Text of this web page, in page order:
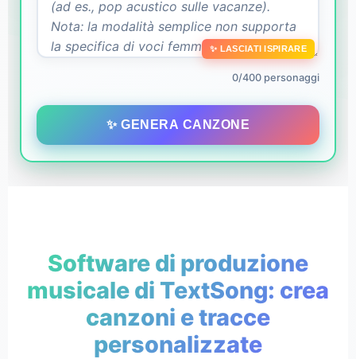
✨ LASCIATI ISPIRARE
0/400 personaggi
✨ GENERA CANZONE
Software di produzione
musicale di TextSong: crea
canzoni e tracce
personalizzate